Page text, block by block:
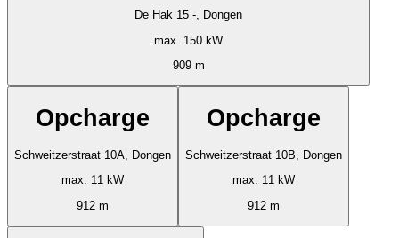
De Hak 15 -, Dongen
max. 150 kW
909 m
Opcharge
Schweitzerstraat 10A, Dongen
max. 11 kW
912 m
Opcharge
Schweitzerstraat 10B, Dongen
max. 11 kW
912 m